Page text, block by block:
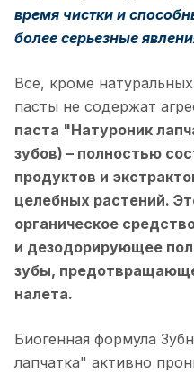
время чистки и
более серьезные
Все, кроме
пасты не содержат
паста "Натуроник
зубов) – полностью
продуктов и
целебных растений.
органическое
и дезодорирующее
зубы,
налета.
Биогенная формула
лапчатка" активно